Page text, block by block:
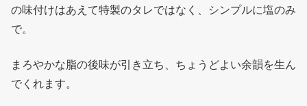
の味付けはあえて特製のタレではなく、シンプルに塩のみ
で。
まろやかな脂の後味が引き立ち、ちょうどよい余韻を生ん
でくれます。